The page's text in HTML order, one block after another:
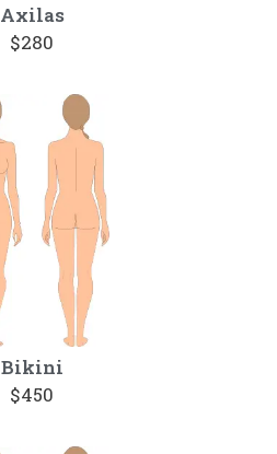
Axilas
$280
Bikini
$450